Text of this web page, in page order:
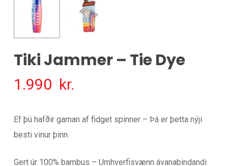
Tiki Jammer – Tie Dye
1.990 kr.
Ef þú hafðir gaman af fidget spinner – Þá er þetta nýji
besti vinur þinn.
Gert úr 100% bambus – Umhverfisvænn ávanabindandi